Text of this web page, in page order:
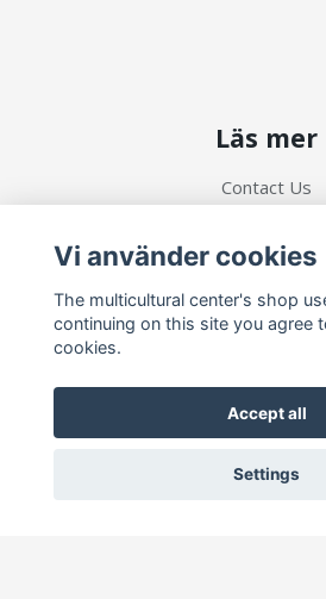
Läs mer
Contact Us
Social
Prenumerera på
Vi använder cookies
The multicultural center's shop
continuing on this site you agree
cookies.
Accept all
Settings